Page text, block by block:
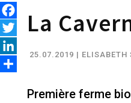
Twitter
La
25.07.2019 | ELISABETH
Première ferme